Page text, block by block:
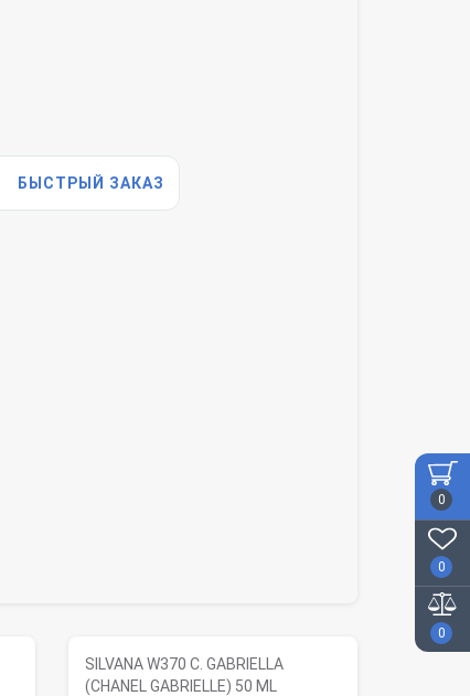
0
0
0
БЫСТРЫЙ ЗАКАЗ
SILVANA W370 C. GABRIELLA
(CHANEL GABRIELLE) 50 ML